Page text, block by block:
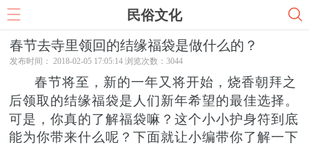
民俗文化
春节去寺里领回的结缘福袋是做什么的？
发布时间： 2018-02-05 17:05:14 浏览次数：3044
春节将至 ， 新的一年又将开始 ，烧香朝拜之
后领取的结缘福袋是人们新年希望的最佳选择。
可是，你真的了解福袋嘛？这个小小护身符到底
能为你带来什么呢？下面就让小编带你了解一下